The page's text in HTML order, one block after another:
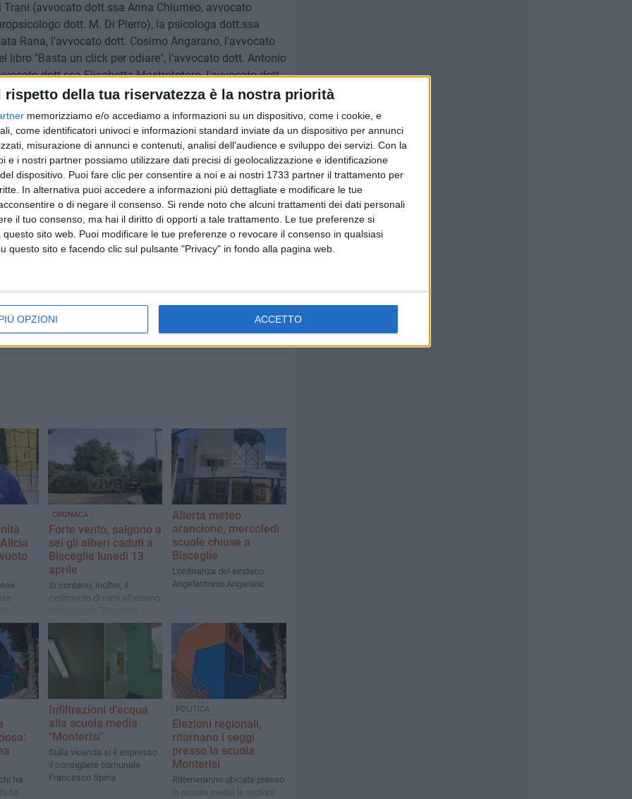
rispetto della tua riservatezza è la nostra priorità
memorizziamo e/o accediamo a informazioni su un dispositivo, come i cookie, e
come identificatori univoci e informazioni standard inviate da un dispositivo per annunci
misurazione di annunci e contenuti, analisi dell'audience e sviluppo dei servizi. Con la
e i nostri partner possiamo utilizzare dati precisi di geolocalizzazione e identificazione
dispositivo. Puoi fare clic per consentire a noi e ai nostri 1733 partner il trattamento per
In alternativa puoi accedere a informazioni più dettagliate e modificare le tue
o di negare il consenso. Si rende noto che alcuni trattamenti dei dati personali
il tuo consenso, ma hai il diritto di opporti a tale trattamento. Le tue preferenze si
sito web. Puoi modificare le tue preferenze o revocare il consenso in qualsiasi
questo sito e facendo clic sul pulsante "Privacy" in fondo alla pagina web.
OPZIONI ACCETTO
(avvocato dott.ssa Anna Chiumeo, avvocato
dott. M. Di Pierro), la psicologa dott.ssa
Rana, l'avvocato dott. Cosimo Angarano, l'avvocato
libro "Basta un click per odiare", l'avvocato dott. Antonio
dott.ssa Elisabetta Mastrototaro, l'avvocato dott.
ai rischi del web" e la Tenenza dei Carabinieri di
serie di strategie e misure concrete per prevenire e
In quest'ottica di prevenzione ha un ruolo
degli alunni e la valorizzazione di un clima di
l'empatia, la collaborazione e il rispetto reciproco tra
MONTERISI
Festa patronale, il programma
completo di venerdì 7 agosto
giocato
nella
della
CRONACA
Forte vento, salgono a
sei gli alberi caduti a
Bisceglie lunedì 13
aprile
Si contano, inoltre, il
cedimento di rami all'interno
Monterisi" e "Dell'Olio-
Allerta meteo
arancione, mercoledì
scuole chiuse a
Bisceglie
L'ordinanza del sindaco
Angelantonio Angarano
ha
ha
Infiltrazioni d’acqua
alla scuola media
"Monterisi"
Sulla vicenda si è espresso
il consigliere comunale
Francesco Spina
POLITICA
Elezioni regionali,
ritornano i seggi
presso la scuola
Monterisi
Ritorneranno ubicate presso
la scuola media le sezioni